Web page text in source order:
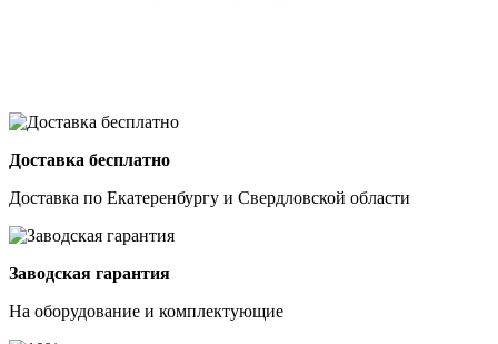
Доставка бесплатно
Доставка по Екатеренбургу и Свердловской области
Заводская гарантия
На оборудование и комплектующие